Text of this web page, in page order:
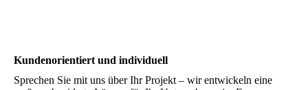
Kundenorientiert und individuell
Sprechen Sie mit uns über Ihr Projekt – wir entwickeln eine